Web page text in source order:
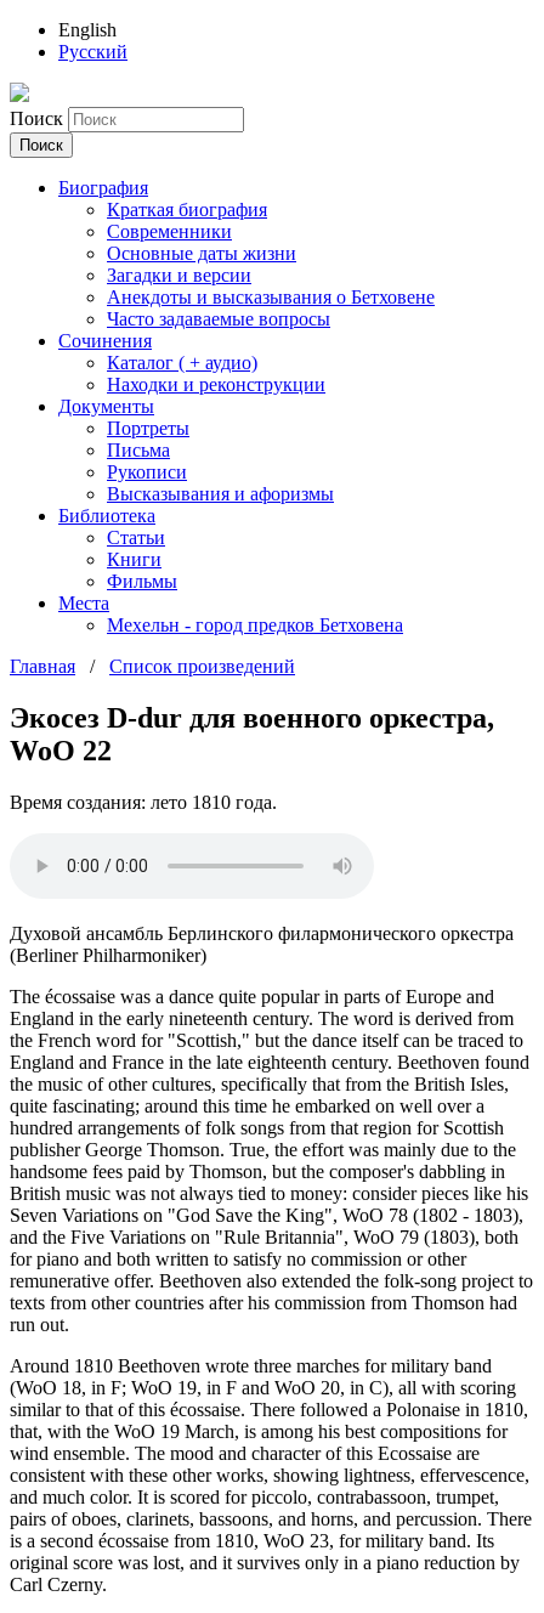
English
Русский
Поиск
Биография
Краткая биография
Современники
Основные даты жизни
Загадки и версии
Анекдоты и высказывания о Бетховене
Часто задаваемые вопросы
Сочинения
Каталог ( + аудио)
Находки и реконструкции
Документы
Портреты
Письма
Рукописи
Высказывания и афоризмы
Библиотека
Статьи
Книги
Фильмы
Места
Мехельн - город предков Бетховена
Главная / Список произведений
Экосез D-dur для военного оркестра,
WoO 22
Время создания: лето 1810 года.
Духовой ансамбль Берлинского филармонического оркестра
(Berliner Philharmoniker)
The écossaise was a dance quite popular in parts of Europe and
England in the early nineteenth century. The word is derived from
the French word for "Scottish," but the dance itself can be traced to
England and France in the late eighteenth century. Beethoven found
the music of other cultures, specifically that from the British Isles,
quite fascinating; around this time he embarked on well over a
hundred arrangements of folk songs from that region for Scottish
publisher George Thomson. True, the effort was mainly due to the
handsome fees paid by Thomson, but the composer's dabbling in
British music was not always tied to money: consider pieces like his
Seven Variations on "God Save the King", WoO 78 (1802 - 1803),
and the Five Variations on "Rule Britannia", WoO 79 (1803), both
for piano and both written to satisfy no commission or other
remunerative offer. Beethoven also extended the folk-song project to
texts from other countries after his commission from Thomson had
run out.
Around 1810 Beethoven wrote three marches for military band
(WoO 18, in F; WoO 19, in F and WoO 20, in C), all with scoring
similar to that of this écossaise. There followed a Polonaise in 1810,
that, with the WoO 19 March, is among his best compositions for
wind ensemble. The mood and character of this Ecossaise are
consistent with these other works, showing lightness, effervescence,
and much color. It is scored for piccolo, contrabassoon, trumpet,
pairs of oboes, clarinets, bassoons, and horns, and percussion. There
is a second écossaise from 1810, WoO 23, for military band. Its
original score was lost, and it survives only in a piano reduction by
Carl Czerny.